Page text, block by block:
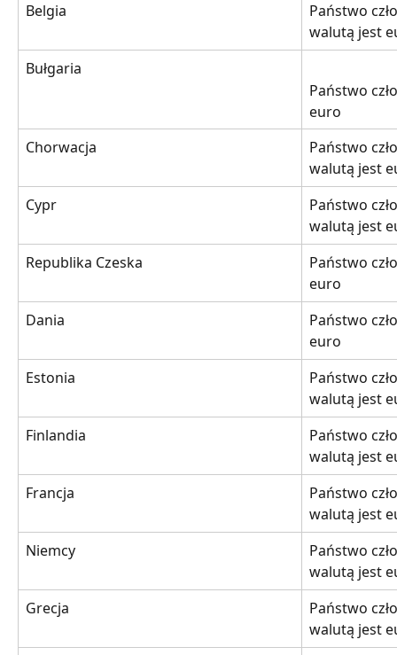
Belgia
Państwo
walutą jest
Bułgaria
Państwo
euro
Chorwacja
Państwo
walutą jest
Cypr
Państwo
walutą jest
Republika Czeska
Państwo
euro
Dania
Państwo
euro
Estonia
Państwo
walutą jest
Finlandia
Państwo
walutą jest
Francja
Państwo
walutą jest
Niemcy
Państwo
walutą jest
Grecja
Państwo
walutą jest